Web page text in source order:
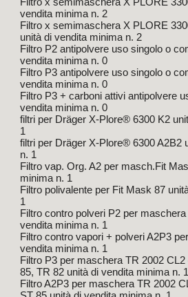
vendita minima n. 2
Filtro x semimaschera X PLORE
unità di vendita minima n. 2
Filtro P2 antipolvere uso singolo o
vendita minima n. 0
Filtro P3 antipolvere uso singolo o
vendita minima n. 0
Filtro P3 + carboni attivi antipolvere
vendita minima n. 0
filtri per Dräger X-Plore® 6300 K2
1
filtri per Dräger X-Plore® 6300 A2B2
n. 1
Filtro vap. Org. A2 per masch.Fit
minima n. 1
Filtro polivalente per Fit Mask 87
1
Filtro contro polveri P2 per
vendita minima n. 1
Filtro contro vapori + polveri A2P3
vendita minima n. 1
Filtro P3 per maschera TR 2002
85, TR 82 unità di vendita minima n. 1
Filtro A2P3 per maschera TR 2002